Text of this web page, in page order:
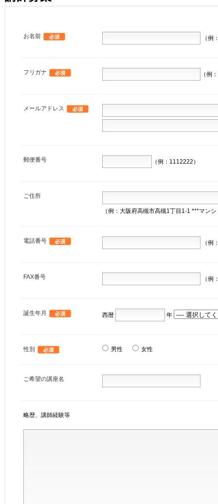
お名前 （例
フリガナ （例
メールアドレス
郵便番号 （例：1112222）
ご住所
（例：大阪府高槻市高槻1丁目1-1 ***マン
電話番号 （例
FAX番号 （例
誕生年月 西暦 年
性別 男性 女性
ご希望の講座名
略歴、講師経験等